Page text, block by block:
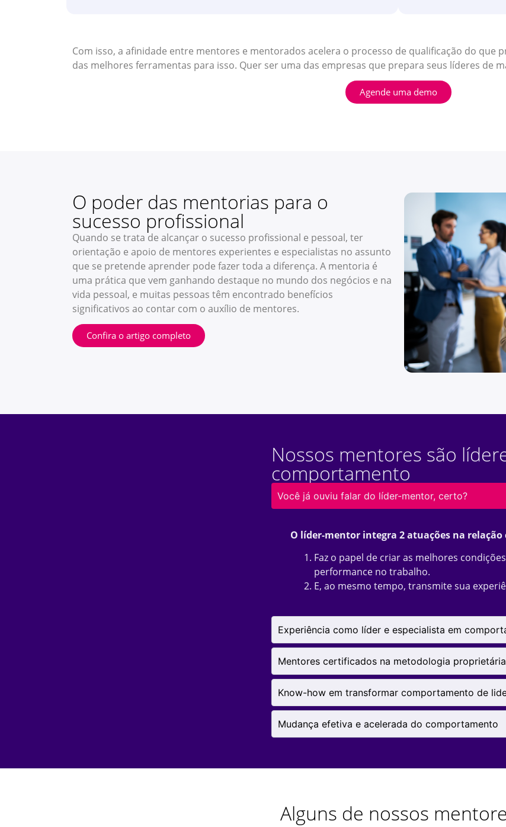
Com isso, a afinidade entre mentores e mentorados acelera o processo de qualificação do que
das melhores ferramentas para isso. Quer ser uma das empresas que prepara seus líderes de
Agende uma demo
O poder das mentorias para o
sucesso profissional
Quando se trata de alcançar o sucesso profissional e pessoal, ter
orientação e apoio de mentores experientes e especialistas no assunto
que se pretende aprender pode fazer toda a diferença. A mentoria é
uma prática que vem ganhando destaque no mundo dos negócios e na
vida pessoal, e muitas pessoas têm encontrado benefícios
significativos ao contar com o auxílio de mentores.
Confira o artigo completo
Nossos mentores são
comportamento
Você já ouviu falar do líder-mentor, certo?
O líder-mentor integra 2 atuações na relação
Faz o papel de criar as melhores
performance no trabalho.
E, ao mesmo tempo, transmite sua
Experiência como líder e especialista em
Mentores certificados na metodologia
Know-how em transformar comportamento de
Mudança efetiva e acelerada do comportamento
Alguns de nossos